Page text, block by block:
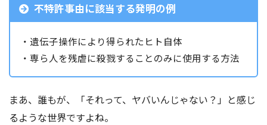
不特許事由に該当する発明の例
・遺伝子操作により得られたヒト自体
・専ら人を残虐に殺戮することのみに使用する方法
まあ、誰もが、「それって、ヤバいんじゃない？」と感じ
るような世界ですよね。